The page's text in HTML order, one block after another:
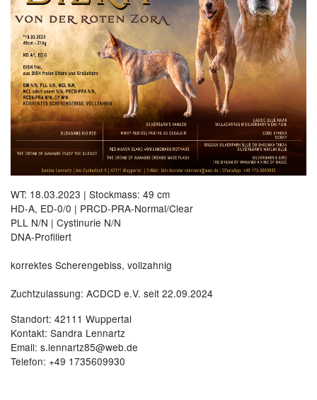
WT: 18.03.2023 | Stockmass: 49 cm
HD-A, ED-0/0 | PRCD-PRA-Normal/Clear
PLL N/N | Cystinurie N/N
DNA-Profiliert
korrektes Scherengebiss, vollzahnig
Zuchtzulassung: ACDCD e.V. seit 22.09.2024
Standort: 42111 Wuppertal
Kontakt: Sandra Lennartz
Email: s.lennartz85@web.de
Telefon: +49 1735609930